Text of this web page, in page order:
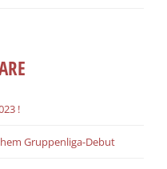
!
Gruppenliga-Debut